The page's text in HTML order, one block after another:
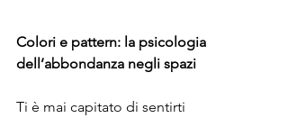
Colori e pattern: la psicologia
dell’abbondanza negli spazi
Ti è mai capitato di sentirti